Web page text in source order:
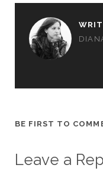
BE FIRST TO
Leave a